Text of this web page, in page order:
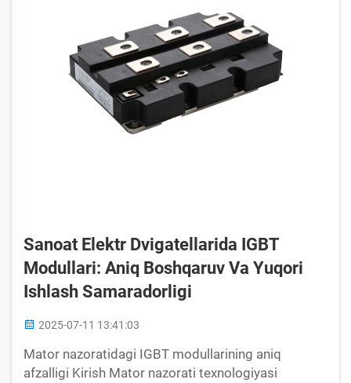
Sanoat Elektr Dvigatellarida IGBT
Modullari: Aniq Boshqaruv Va Yuqori
Ishlash Samaradorligi
2025-07-11 13:41:03
Mator nazoratidagi IGBT modullarining aniq
afzalligi Kirish Mator nazorati texnologiyasi